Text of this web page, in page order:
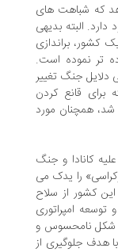
های
بدیهی
براندازی
است.
جنگ تغییر
کردن
مورد
ها از جنگ 1812 علیه کانادا و جنگ
را یدک می
از سلاح
و
از